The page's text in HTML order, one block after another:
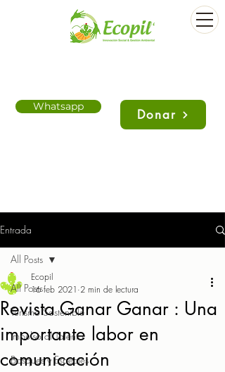
Whatsapp
Donar
Entrada
All Posts
Turismo Sostenible
Impulso al Talento
Bosques y Especies
All Posts
Revista Ganar Ganar : Una
importante labor en
comunicación
Ecopil
16 feb 2021 2 min de lectura